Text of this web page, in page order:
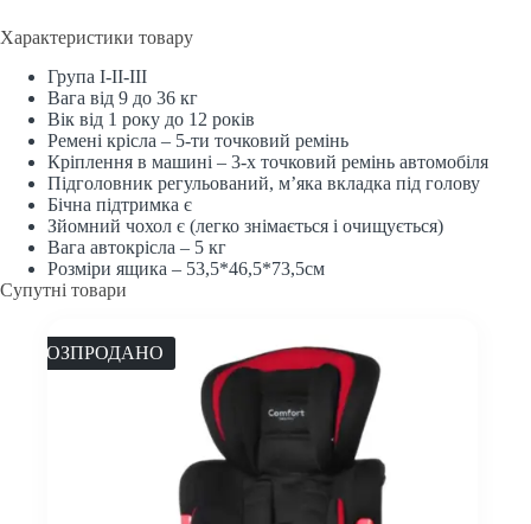
Характеристики товару
Група I-II-III
Вага від 9 до 36 кг
Вік від 1 року до 12 років
Ремені крісла – 5-ти точковий ремінь
Кріплення в машині – 3-х точковий ремінь автомобіля
Підголовник регульований, м’яка вкладка під голову
Бічна підтримка є
Зйомний чохол є (легко знімається і очищується)
Вага автокрісла – 5 кг
Розміри ящика – 53,5*46,5*73,5см
Супутні товари
РОЗПРОДАНО